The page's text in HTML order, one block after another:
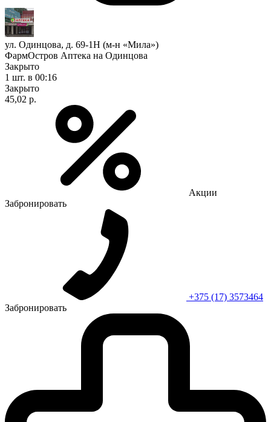
ул. Одинцова, д. 69-1Н (м-н «Мила»)
ФармОстров Аптека на Одинцова
Закрыто
1 шт. в 00:16
Закрыто
45,02 р.
Акции
Забронировать
+375 (17) 3573464
Забронировать